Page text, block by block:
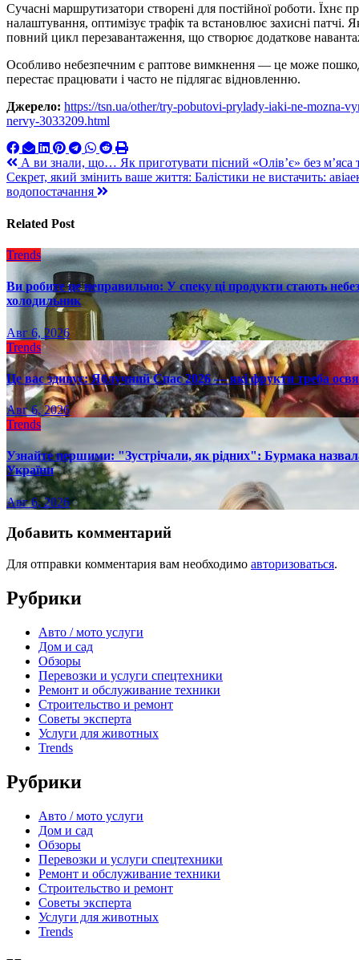
Сучасні маршрутизатори створені для постійної роботи. Їхнє
налаштування, оптимізує трафік та встановлює захисні
повний цикл перезавантаження, що створює додаткове
Особливо небезпечним є раптове вимкнення — це може
перестає працювати і часто не підлягає відновленню.
Джерело: https://tsn.ua/other/try-pobutovi-prylady-iaki-ne-mozna-
nervy-3033209.html
Навигация
по
А ви знали, що… Як приготувати пісний «Олів’є» без м’яса
Секрет, який змінить ваше життя: Балістики не вистачить:
водопостачання
Related Post
Trends
Ви робите це неправильно: У спеку ці продукти стають
холодильник
Авг 6, 2026
Trends
Це вас здивує: Яблучний Спас 2026 — які фрукти треба
Авг 6, 2026
Trends
Узнайте першими: "Зустрічали, як рідних": Бурмака
України
Авг 6, 2026
Добавить комментарий
Для отправки комментария вам необходимо авторизоваться.
Рубрики
Авто / мото услуги
Дом и сад
Обзоры
Перевозки и услуги спецтехники
Ремонт и обслуживание техники
Строительство и ремонт
Советы эксперта
Услуги для животных
Trends
Рубрики
Авто / мото услуги
Дом и сад
Обзоры
Перевозки и услуги спецтехники
Ремонт и обслуживание техники
Строительство и ремонт
Советы эксперта
Услуги для животных
Trends